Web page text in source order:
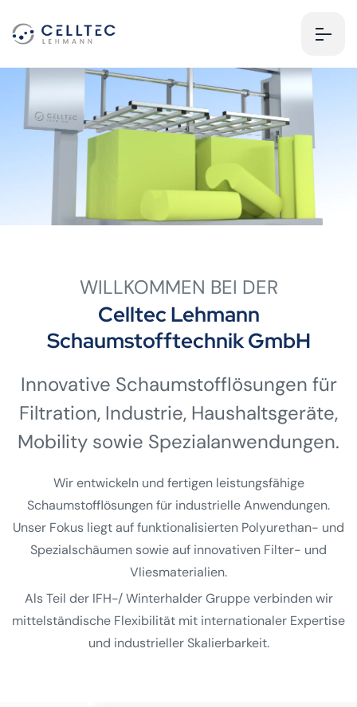
WILLKOMMEN BEI DER
Celltec Lehmann
Schaumstofftechnik GmbH
Innovative Schaumstoff­lösungen für
Filtration, Industrie, Haushalts­geräte,
Mobility sowie Spezial­anwendungen.
Wir entwickeln und fertigen leistungsfähige
Schaumstofflösungen für industrielle Anwendungen.
Unser Fokus liegt auf funktionalisierten Polyurethan- und
Spezialschäumen sowie auf innovativen Filter- und
Vliesmaterialien.
Als Teil der IFH-/ Winterhalder Gruppe verbinden wir
mittelständische Flexibilität mit internationaler Expertise
und industrieller Skalierbarkeit.